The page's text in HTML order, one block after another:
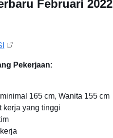
Februari 2022
Pekerjaan:
165 cm, Wanita 155 cm
kerja yang tinggi